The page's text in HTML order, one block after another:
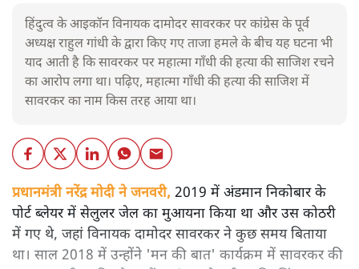
हिंदुत्व के आइकॉन विनायक दामोदर सावरकर पर कांग्रेस के पूर्व
अध्यक्ष राहुल गांधी के द्वारा किए गए ताजा हमले के बीच यह घटना भी
याद आती है कि सावरकर पर महात्मा गाँधी की हत्या की साजिश रचने
का आरोप लगा था। पढ़िए, महात्मा गाँधी की हत्या की साजिश में
सावरकर का नाम किस तरह आया था।
प्रधानमंत्री नरेंद्र मोदी ने जनवरी, 2019 में अंडमान निकोबार के
पोर्ट ब्लेयर में सेलुलर जेल का मुआयना किया था और उस कोठरी
में गए थे, जहां विनायक दामोदर सावरकर ने कुछ समय बिताया
था। साल 2018 में उन्होंने 'मन की बात' कार्यक्रम में सावरकर की